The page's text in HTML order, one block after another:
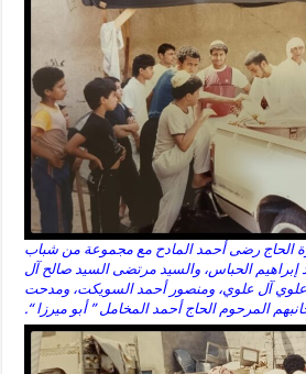
الحاج رضى أحمد المادح مع مجموعة من شباب
إبراهيم الحباس، والسيد مرتضى السيد صالح آل
آل علوي، ومنصور أحمد السويكت، ومدحت
المرحوم الحاج أحمد المخامل ” أبو ميرزا “.